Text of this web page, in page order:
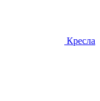
Кресла